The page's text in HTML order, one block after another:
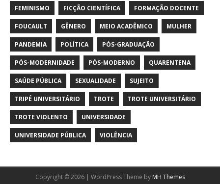
FEMINISMO FICÇÃO CIENTÍFICA FORMAÇÃO DOCENTE
FOUCAULT GÊNERO MEIO ACADÊMICO MULHER
PANDEMIA POLÍTICA PÓS-GRADUAÇÃO
PÓS-MODERNIDADE PÓS-MODERNO QUARENTENA
SAÚDE PÚBLICA SEXUALIDADE SUJEITO
TRIPÉ UNIVERSITÁRIO TROTE TROTE UNIVERSITÁRIO
TROTE VIOLENTO UNIVERSIDADE
UNIVERSIDADE PÚBLICA VIOLÊNCIA
Copyright © 2026 | WordPress Theme by MH Themes